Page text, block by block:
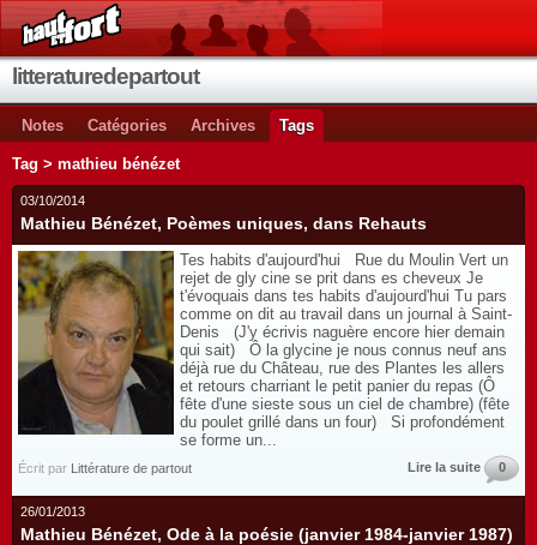
litteraturedepartout
Notes Catégories Archives Tags
Tag > mathieu bénézet
03/10/2014
Mathieu Bénézet, Poèmes uniques, dans Rehauts
Tes habits d'aujourd'hui Rue du Moulin Vert un
rejet de gly cine se prit dans es cheveux Je
t'évoquais dans tes habits d'aujourd'hui Tu pars
comme on dit au travail dans un journal à Saint-
Denis (J'y écrivis naguère encore hier demain
qui sait) Ô la glycine je nous connus neuf ans
déjà rue du Château, rue des Plantes les allers
et retours charriant le petit panier du repas (Ô
fête d'une sieste sous un ciel de chambre) (fête
du poulet grillé dans un four) Si profondément
se forme un...
Écrit par Littérature de partout Lire la suite 0
26/01/2013
Mathieu Bénézet, Ode à la poésie (janvier 1984-janvier 1987)